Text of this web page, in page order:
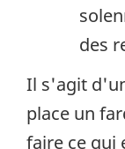
des
Il s'agit
place un
faire ce qui